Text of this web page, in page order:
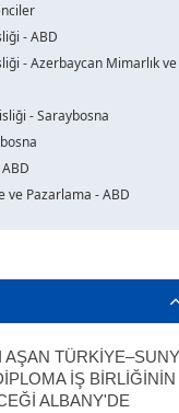
- ABD
- Azerbaycan Mimarlık ve
- Saraybosna
ve Pazarlama - ABD
AŞAN TÜRKİYE–SUNY
İŞ BİRLİĞİNİN
ALBANY'DE